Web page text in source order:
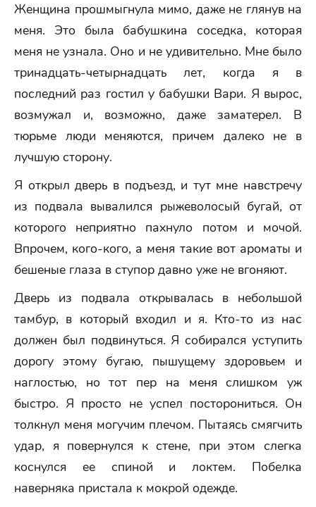
Женщина прошмыгнула мимо, даже не глянув на
меня. Это была бабушкина соседка, которая
меня не узнала. Оно и не удивительно. Мне было
тринадцать-четырнадцать лет, когда я в
последний раз гостил у бабушки Вари. Я вырос,
возмужал и, возможно, даже заматерел. В
тюрьме люди меняются, причем далеко не в
лучшую сторону.
Я открыл дверь в подъезд, и тут мне навстречу
из подвала вывалился рыжеволосый бугай, от
которого неприятно пахнуло потом и мочой.
Впрочем, кого-кого, а меня такие вот ароматы и
бешеные глаза в ступор давно уже не вгоняют.
Дверь из подвала открывалась в небольшой
тамбур, в который входил и я. Кто-то из нас
должен был подвинуться. Я собирался уступить
дорогу этому бугаю, пышущему здоровьем и
наглостью, но тот пер на меня слишком уж
быстро. Я просто не успел посторониться. Он
толкнул меня могучим плечом. Пытаясь смягчить
удар, я повернулся к стене, при этом слегка
коснулся ее спиной и локтем. Побелка
наверняка пристала к мокрой одежде.